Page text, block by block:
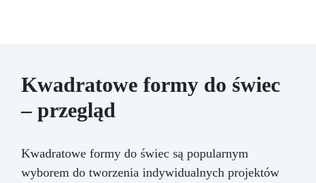
Kwadratowe formy do świec
– przegląd
Kwadratowe formy do świec są popularnym
wyborem do tworzenia indywidualnych projektów